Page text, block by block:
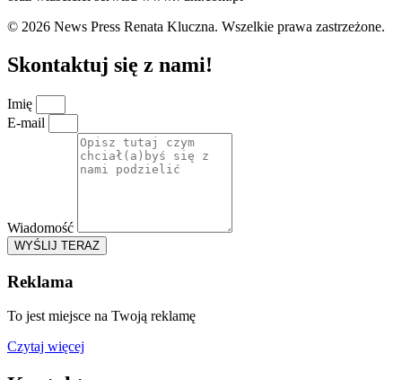
© 2026 News Press Renata Kluczna. Wszelkie prawa zastrzeżone.
Skontaktuj się z nami!
Imię
E-mail
Wiadomość
WYŚLIJ TERAZ
Reklama
To jest miejsce na Twoją reklamę
Czytaj więcej